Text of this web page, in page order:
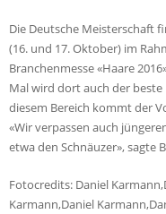
Die Deutsche Meisterschaft
(16. und 17. Oktober) im
Branchenmesse «Haare
Mal wird dort auch der
diesem Bereich kommt der
«Wir verpassen auch
etwa den Schnäuzer», sagte
Fotocredits: Daniel
Karmann,Daniel